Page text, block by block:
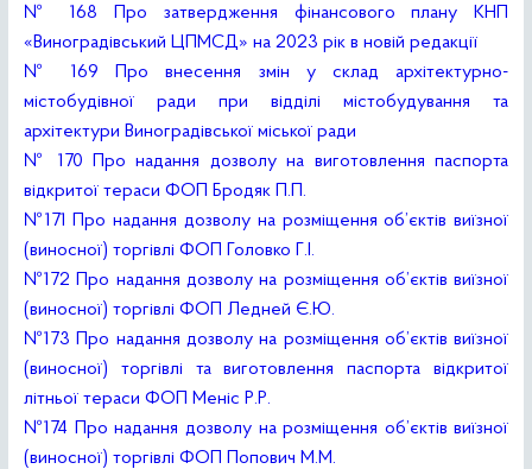
№ 168 Про затвердження фінансового плану КНП
«Виноградівський ЦПМСД» на 2023 рік в новій редакції
№ 169 Про внесення змін у склад архітектурно-
містобудівної ради при відділі містобудування та
архітектури Виноградівської міської ради
№ 170 Про надання дозволу на виготовлення паспорта
відкритої тераси ФОП Бродяк П.П.
№171 Про надання дозволу на розміщення об’єктів виїзної
(виносної) торгівлі ФОП Головко Г.І.
№172 Про надання дозволу на розміщення об’єктів виїзної
(виносної) торгівлі ФОП Ледней Є.Ю.
№173 Про надання дозволу на розміщення об’єктів виїзної
(виносної) торгівлі та виготовлення паспорта відкритої
літньої тераси ФОП Меніс Р.Р.
№174 Про надання дозволу на розміщення об’єктів виїзної
(виносної) торгівлі ФОП Попович М.М.